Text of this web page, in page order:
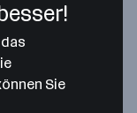
Map data ©2026 Google
Sie